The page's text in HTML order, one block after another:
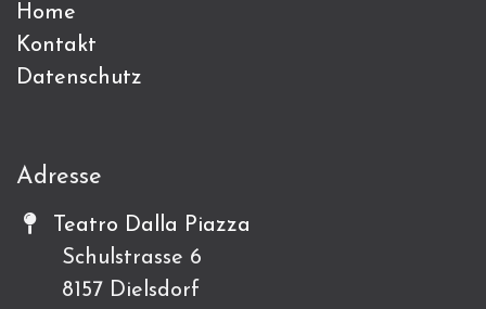
Home
Kontakt
Datenschutz
Adresse
Teatro Dalla Piazza
Schulstrasse 6
8157 Dielsdorf